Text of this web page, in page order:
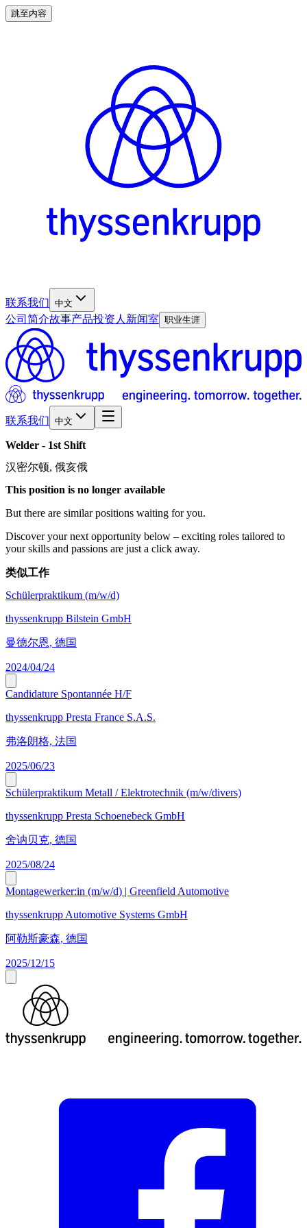
跳至内容
联系我们 中文
公司简介故事产品投资人 新闻室 职业生涯
联系我们 中文
Welder - 1st Shift
汉密尔顿, 俄亥俄
This position is no longer available
But there are similar positions waiting for you.
Discover your next opportunity below – exciting roles tailored to
your skills and passions are just a click away.
类似工作
Schülerpraktikum (m/w/d)
thyssenkrupp Bilstein GmbH
曼德尔恩, 德国
2024/04/24
Candidature Spontannée H/F
thyssenkrupp Presta France S.A.S.
弗洛朗格, 法国
2025/06/23
Schülerpraktikum Metall / Elektrotechnik (m/w/divers)
thyssenkrupp Presta Schoenebeck GmbH
舍讷贝克, 德国
2025/08/24
Montagewerker:in (m/w/d) | Greenfield Automotive
thyssenkrupp Automotive Systems GmbH
阿勒斯豪森, 德国
2025/12/15